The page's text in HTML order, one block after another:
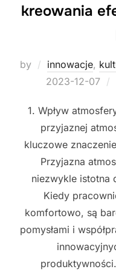
kreowania
by innowacje,
2023-12-07
1. Wpływ
przyjaznej
kluczowe
Przyjazna
niezwykle istotna
Kiedy
komfortowo, są
pomysłami i